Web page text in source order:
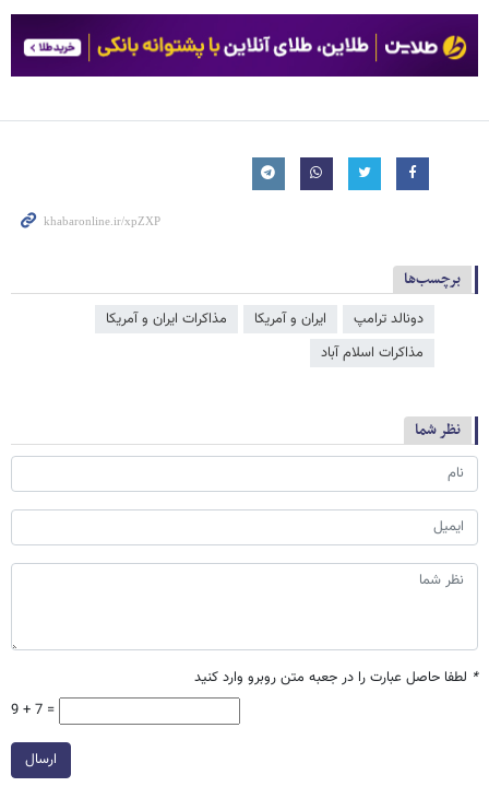
برچسب‌ها
دونالد ترامپ ایران و آمریکا
مذاکرات ایران و آمریکا
مذاکرات اسلام آباد
نظر شما
* لطفا حاصل عبارت را در جعبه متن روبرو وارد کنید
9 + 7 =
ارسال